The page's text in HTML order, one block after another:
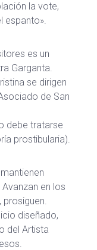
la vote,
espanto».
es un
Garganta.
se dirigen
de San
debe tratarse
prostibularia).
en los
diseñado,
del Artista